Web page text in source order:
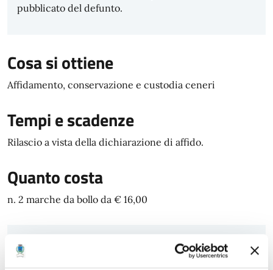
pubblicato del defunto.
Cosa si ottiene
Affidamento, conservazione e custodia ceneri
Tempi e scadenze
Rilascio a vista della dichiarazione di affido.
Quanto costa
n. 2 marche da bollo da € 16,00
Accedi al servizio